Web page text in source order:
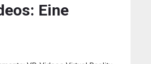
Eine